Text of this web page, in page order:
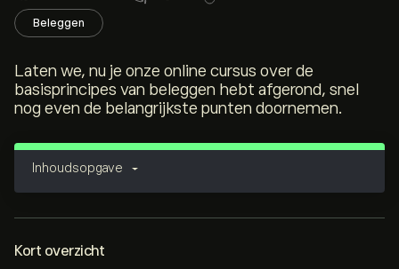
Beleggen
Laten we, nu je onze online cursus over de
basisprincipes van beleggen hebt afgerond, snel
nog even de belangrijkste punten doornemen.
Inhoudsopgave
Kort overzicht